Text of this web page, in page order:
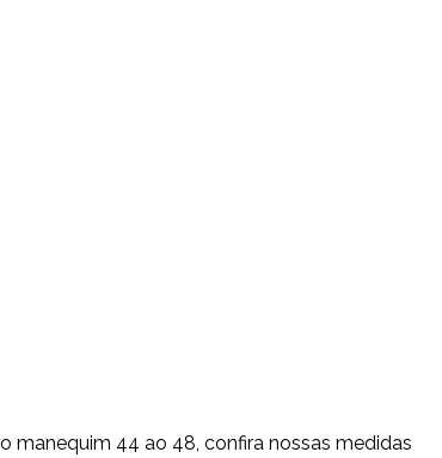
manequim 44 ao 48, confira nossas medidas